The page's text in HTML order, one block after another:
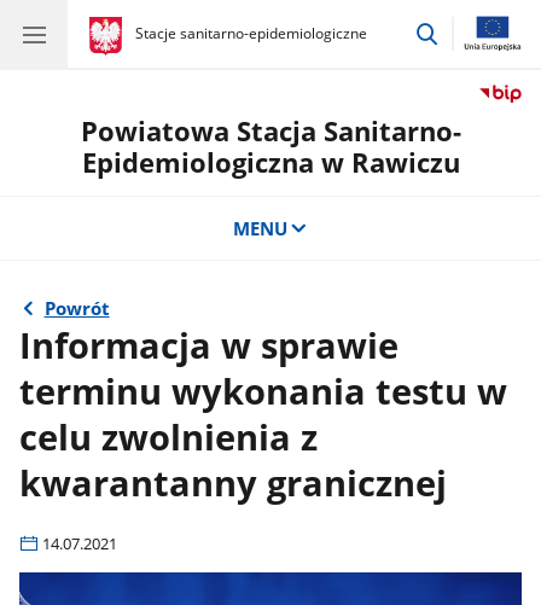
gov.pl
Stacje sanitarno-epidemiologiczne
gov.pl
Stacje
przejdź
Powiatowa Stacja Sanitarno-
Epidemiologiczna w Rawiczu
MENU
Powrót
Informacja w sprawie
terminu wykonania testu w
celu zwolnienia z
kwarantanny granicznej
14.07.2021